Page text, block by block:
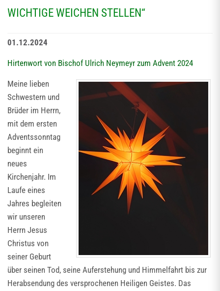
WICHTIGE WEICHEN STELLEN“
01.12.2024
Hirtenwort von Bischof Ulrich Neymeyr zum Advent 2024
Meine lieben
Schwestern und
Brüder im Herrn,
mit dem ersten
Adventssonntag
beginnt ein
neues
Kirchenjahr. Im
Laufe eines
Jahres begleiten
wir unseren
Herrn Jesus
Christus von
seiner Geburt
über seinen Tod, seine Auferstehung und Himmelfahrt bis zur
Herabsendung des versprochenen Heiligen Geistes. Das